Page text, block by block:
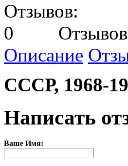
Описание
СССР, 1968-
Написать
Ваше Имя: